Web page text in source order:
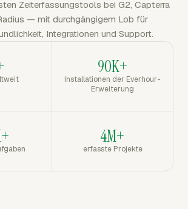
Zeiterfassungstools bei G2, Capterra
— mit durchgängigem Lob für
Integrationen und Support.
90K+
Installationen der Everhour-
Erweiterung
4M+
erfasste Projekte